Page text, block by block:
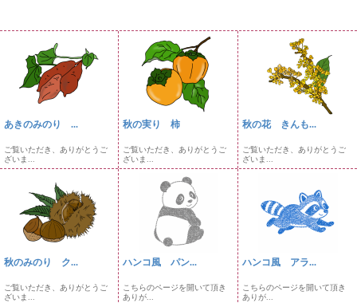
あきのみのり ...
ご覧いただき、ありがとうご
ざいま...
秋の実り 柿
ご覧いただき、ありがとうご
ざいま...
秋の花 きんも...
ご覧いただき、ありがとうご
ざいま...
秋のみのり ク...
ご覧いただき、ありがとうご
ざいま...
ハンコ風 パン...
こちらのページを開いて頂き
ありが...
ハンコ風 アラ...
こちらのページを開いて頂き
ありが...